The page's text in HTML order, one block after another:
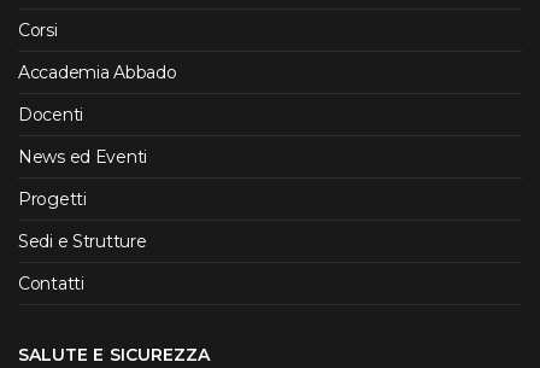
Corsi
Accademia Abbado
Docenti
News ed Eventi
Progetti
Sedi e Strutture
Contatti
SALUTE E SICUREZZA